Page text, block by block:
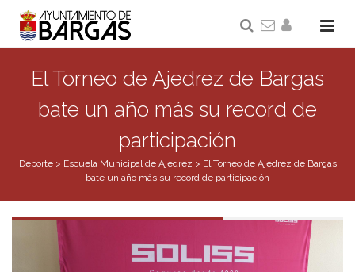
El Torneo de Ajedrez de Bargas
bate un año más su record de
participación
Deporte> Escuela Municipal de Ajedrez > El Torneo de Ajedrez de Bargas
bate un año más su record de participación